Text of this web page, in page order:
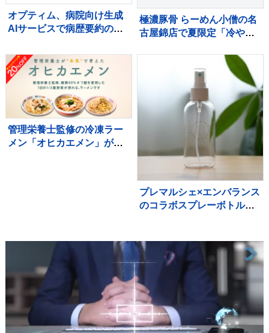
オプティム、病院向け生成
AIサービスで病歴要約の自
極濃豚骨 らーめん小僧の名
古屋錦店で夏限定「冷やし
管理栄養士監修の冷凍ラー
メン「オヒカエメン」が新
プレマルシェ×エンバランス
のコラボスプレーボトルが